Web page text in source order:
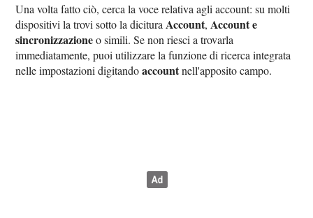
Una volta fatto ciò, cerca la voce relativa agli account: su molti
dispositivi la trovi sotto la dicitura Account, Account e
sincronizzazioneo simili. Se non riesci a trovarla
immediatamente, puoi utilizzare la funzione di ricerca integrata
nelle impostazioni digitandoaccountnell'apposito campo.